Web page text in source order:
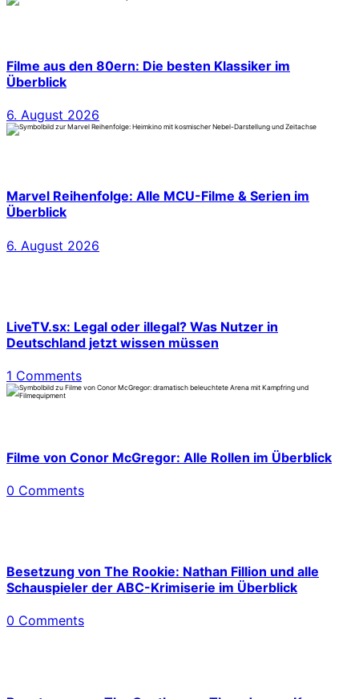
Filme aus den 80ern: Die besten Klassiker im
Überblick
6. August 2026
Marvel Reihenfolge: Alle MCU-Filme & Serien im
Überblick
6. August 2026
LiveTV.sx: Legal oder illegal? Was Nutzer in
Deutschland jetzt wissen müssen
1 Comments
Filme von Conor McGregor: Alle Rollen im Überblick
0 Comments
Besetzung von The Rookie: Nathan Fillion und alle
Schauspieler der ABC-Krimiserie im Überblick
0 Comments